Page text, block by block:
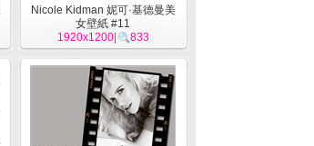
Nicole Kidman 妮可·基德曼美
女壁紙 #11
1920x1200| 833